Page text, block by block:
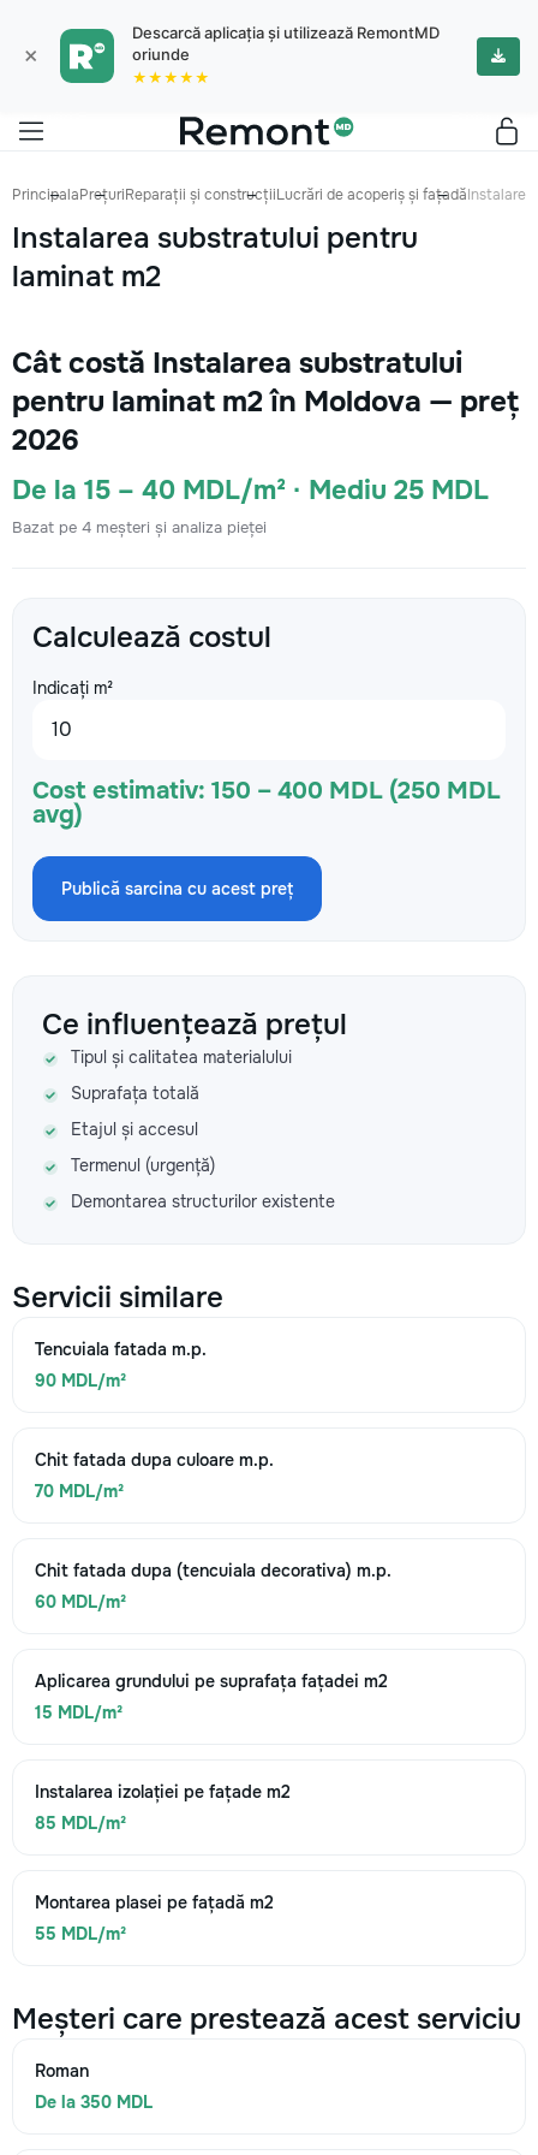
×
Descarcă aplicația și utilizează RemontMD
oriunde
★★★★★
PrincipalaPrețuriReparații și construcțiiLucrări de acoperiș și fațadă
Instalarea substratului pentru
laminat m2
Cât costă Instalarea substratului
pentru laminat m2 în Moldova — preț
2026
De la 15 – 40 MDL/m² · Mediu 25 MDL
Bazat pe 4 meșteri și analiza pieței
Calculează costul
Indicați m²
Cost estimativ: 150 – 400 MDL (250 MDL
avg)
Publică sarcina cu acest preț
Ce influențează prețul
Tipul și calitatea materialului
Suprafața totală
Etajul și accesul
Termenul (urgență)
Demontarea structurilor existente
Servicii similare
Tencuiala fatada m.p.
90 MDL/m²
Chit fatada dupa culoare m.p.
70 MDL/m²
Chit fatada dupa (tencuiala decorativa) m.p.
60 MDL/m²
Aplicarea grundului pe suprafața fațadei m2
15 MDL/m²
Instalarea izolației pe fațade m2
85 MDL/m²
Montarea plasei pe fațadă m2
55 MDL/m²
Meșteri care prestează acest serviciu
Roman
De la 350 MDL